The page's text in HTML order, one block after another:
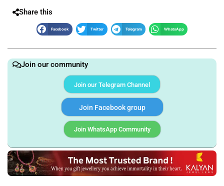
Share this
Facebook Twitter Telegram WhatsApp
Join our community
Join our Telegram Channel
Join Facebook group
Join WhatsApp Community